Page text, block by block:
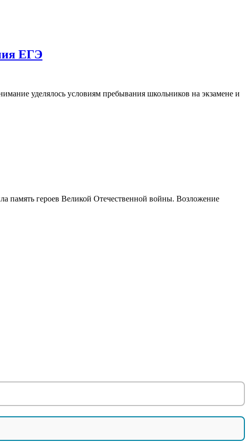
ЕГЭ
уделялось условиям пребывания школьников на экзамене и
память героев Великой Отечественной войны. Возложение